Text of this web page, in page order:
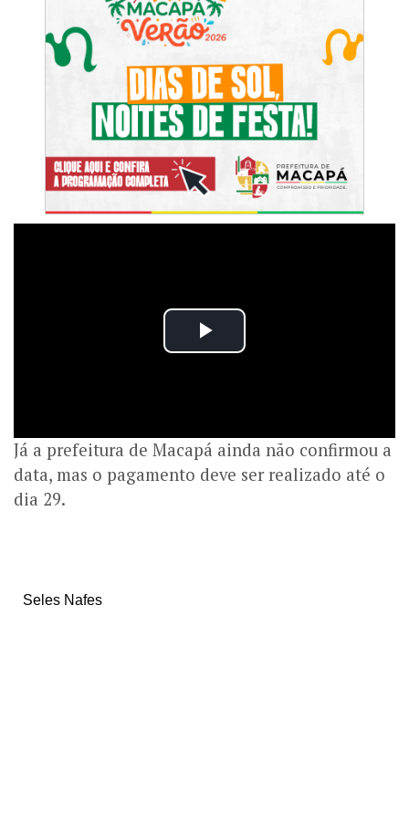
Já a prefeitura de Macapá ainda não confirmou a
data, mas o pagamento deve ser realizado até o
dia 29.
Seles Nafes